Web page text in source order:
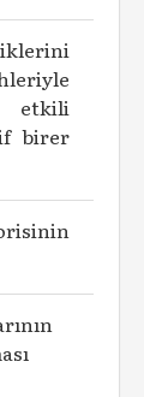
etkili
birer